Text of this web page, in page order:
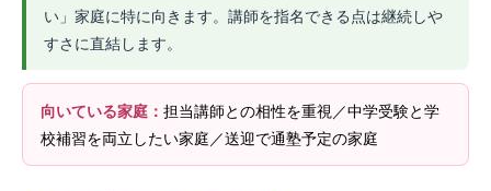
い」家庭に特に向きます。講師を指名できる点は継続しや
すさに直結します。
向いている家庭： 担当講師との相性を重視／中学受験と学
校補習を両立したい家庭／送迎で通塾予定の家庭